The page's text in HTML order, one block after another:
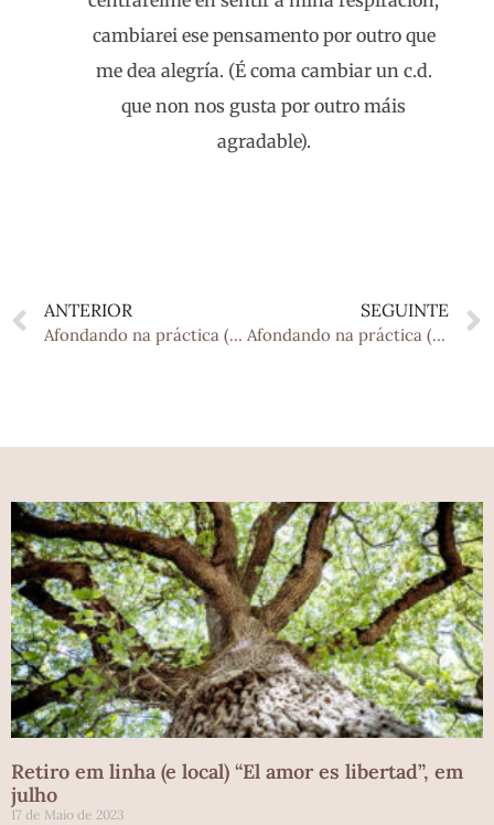
cambiarei ese pensamento por outro que
me dea alegría. (É coma cambiar un c.d.
que non nos gusta por outro máis
agradable).
ANTERIOR
Afondando na práctica (Semana 22)
SEGUINTE
Afondando na práctica (Semana 24)
Retiro em linha (e local) “El amor es libertad”, em
julho
17 de Maio de 2023